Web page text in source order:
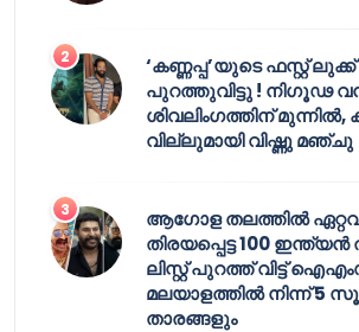
‘കണ്ണപ്പ’യുടെ ഫസ്റ്റ്
പുറത്തുവിട്ടു ! നിഗൂഢ
ശിവലിംഗത്തിന്
വില്ലുമായി വിഷ്ണു മഞ്ചു
ആഗോള തലത്തിൽ
തിരയപ്പെട്ട 100
ലിസ്റ്റ് പുറത്ത് വിട്ട്
മലയാളത്തിൽ നിന്ന് 5
താരങ്ങളും